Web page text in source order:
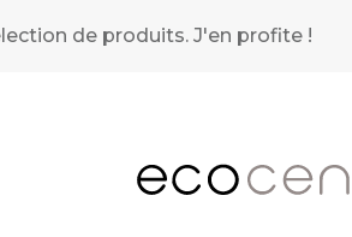
de produits.J'en profite !